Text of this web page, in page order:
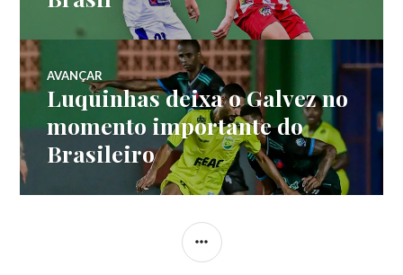
AVANÇAR
Luquinhas deixa o Galvez no
momento importante do
Brasileiro